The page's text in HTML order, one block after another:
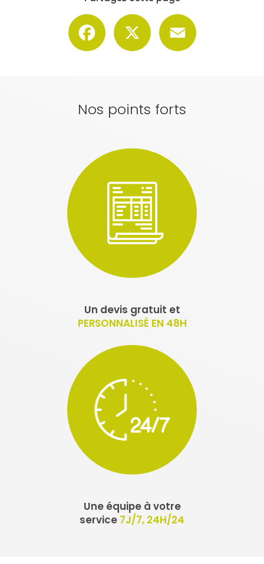
Facebook
Nos points forts
Un devis gratuit et
PERSONNALISÉ EN 48H
Une équipe à votre
service 7J/7, 24H/24